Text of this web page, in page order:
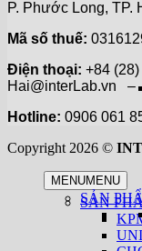
SẢN
P. Phước Long, TP.
Mã số thuế:
Điện thoại: +84
Hai@interLab.vn –
Hotline: 0906 061
Copyright 2026 ©
MENUMENU
SẢN